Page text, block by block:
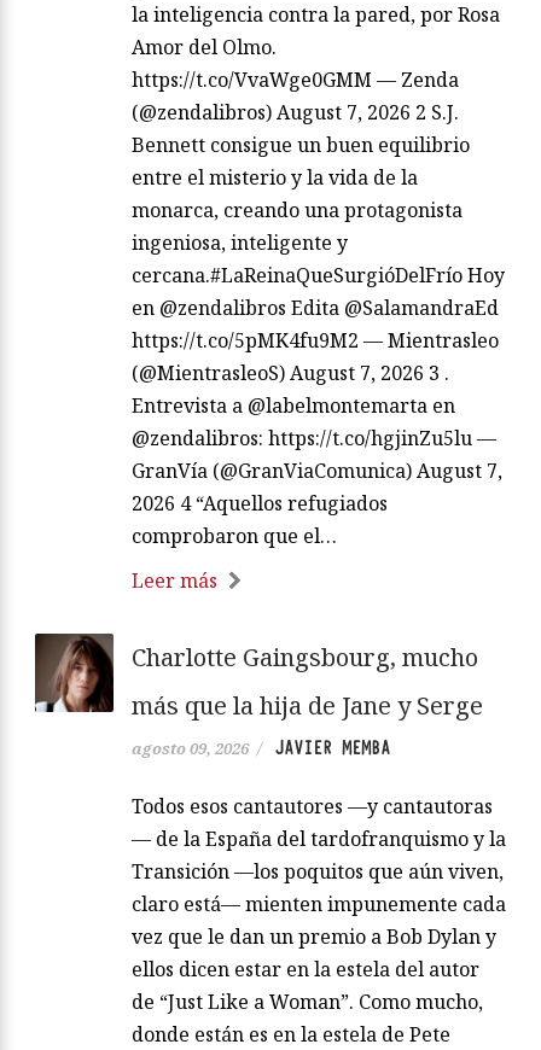
la inteligencia contra la pared, por Rosa
Amor del Olmo.
https://t.co/VvaWge0GMM — Zenda
(@zendalibros) August 7, 2026 2 S.J.
Bennett consigue un buen equilibrio
entre el misterio y la vida de la
monarca, creando una protagonista
ingeniosa, inteligente y
cercana.#LaReinaQueSurgióDelFrío Hoy
en @zendalibros Edita @SalamandraEd
https://t.co/5pMK4fu9M2 — Mientrasleo
(@MientrasleoS) August 7, 2026 3 .
Entrevista a @labelmontemarta en
@zendalibros: https://t.co/hgjinZu5lu —
GranVía (@GranViaComunica) August 7,
2026 4 “Aquellos refugiados
comprobaron que el…
Leer más
Charlotte Gaingsbourg, mucho
más que la hija de Jane y Serge
agosto 09, 2026 / JAVIER MEMBA
Todos esos cantautores —y cantautoras
— de la España del tardofranquismo y la
Transición —los poquitos que aún viven,
claro está— mienten impunemente cada
vez que le dan un premio a Bob Dylan y
ellos dicen estar en la estela del autor
de “Just Like a Woman”. Como mucho,
donde están es en la estela de Pete